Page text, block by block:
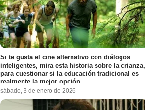
Si te gusta el cine alternativo con diálogos
inteligentes, mira esta historia sobre la crianza,
para cuestionar si la educación tradicional es
realmente la mejor opción
sábado, 3 de enero de 2026